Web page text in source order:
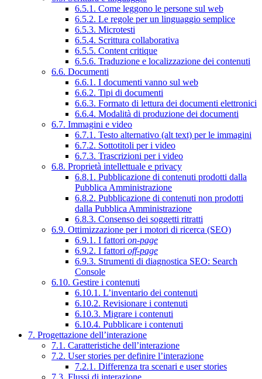
6.5.1. Come leggono le persone sul web
6.5.2. Le regole per un linguaggio semplice
6.5.3. Microtesti
6.5.4. Scrittura collaborativa
6.5.5. Content critique
6.5.6. Traduzione e localizzazione dei contenuti
6.6. Documenti
6.6.1. I documenti vanno sul web
6.6.2. Tipi di documenti
6.6.3. Formato di lettura dei documenti elettronici
6.6.4. Modalità di produzione dei documenti
6.7. Immagini e video
6.7.1. Testo alternativo (alt text) per le immagini
6.7.2. Sottotitoli per i video
6.7.3. Trascrizioni per i video
6.8. Proprietà intellettuale e privacy
6.8.1. Pubblicazione di contenuti prodotti dalla
Pubblica Amministrazione
6.8.2. Pubblicazione di contenuti non prodotti
dalla Pubblica Amministrazione
6.8.3. Consenso dei soggetti ritratti
6.9. Ottimizzazione per i motori di ricerca (SEO)
6.9.1. I fattori on-page
6.9.2. I fattori off-page
6.9.3. Strumenti di diagnostica SEO: Search
Console
6.10. Gestire i contenuti
6.10.1. L’inventario dei contenuti
6.10.2. Revisionare i contenuti
6.10.3. Migrare i contenuti
6.10.4. Pubblicare i contenuti
7. Progettazione dell’interazione
7.1. Caratteristiche dell’interazione
7.2. User stories per definire l’interazione
7.2.1. Differenza tra scenari e user stories
7.3. Flussi di interazione